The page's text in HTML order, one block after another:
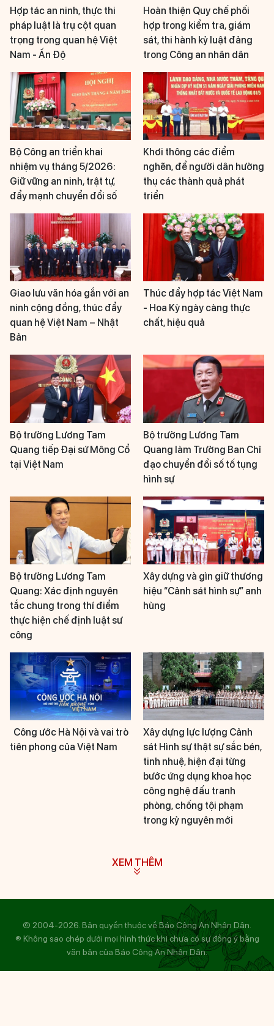
Hợp tác an ninh, thực thi
pháp luật là trụ cột quan
trọng trong quan hệ Việt
Nam - Ấn Độ
Hoàn thiện Quy chế phối
hợp trong kiểm tra, giám
sát, thi hành kỷ luật đảng
trong Công an nhân dân
Bộ Công an triển khai
nhiệm vụ tháng 5/2026:
Giữ vững an ninh, trật tự,
đẩy mạnh chuyển đổi số
Khơi thông các điểm
nghẽn, để người dân hưởng
thụ các thành quả phát
triển
Giao lưu văn hóa gắn với an
ninh cộng đồng, thúc đẩy
quan hệ Việt Nam – Nhật
Bản
Thúc đẩy hợp tác Việt Nam
- Hoa Kỳ ngày càng thực
chất, hiệu quả
Bộ trưởng Lương Tam
Quang tiếp Đại sứ Mông Cổ
tại Việt Nam
Bộ trưởng Lương Tam
Quang làm Trưởng Ban Chỉ
đạo chuyển đổi số tố tụng
hình sự
Bộ trưởng Lương Tam
Quang: Xác định nguyên
tắc chung trong thí điểm
thực hiện chế định luật sư
công
Xây dựng và gìn giữ thương
hiệu “Cảnh sát hình sự” anh
hùng
Công ước Hà Nội và vai trò
tiên phong của Việt Nam
Xây dựng lực lượng Cảnh
sát Hình sự thật sự sắc bén,
tinh nhuệ, hiện đại từng
bước ứng dụng khoa học
công nghệ đấu tranh
phòng, chống tội phạm
trong kỷ nguyên mới
XEM THÊM
© 2004-2026. Bản quyền thuộc về Báo Công An Nhân Dân.
® Không sao chép dưới mọi hình thức khi chưa có sự đồng ý bằng
văn bản của Báo Công An Nhân Dân.